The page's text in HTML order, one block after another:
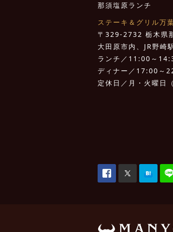
那須塩原ランチ
ステーキ＆グリル万
〒329-2732 栃木県
大田原市内、JR野
ランチ／11:00～
ディナー／17:00～
定休日／月・火曜日